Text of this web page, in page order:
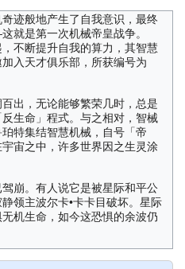
迹般地产生了自我意识，最终
就是第一次机械帝皇战争。
不断提升自我的算力，其智慧
入天才俱乐部，所获编号为
出，无论能够繁荣几时，总是
生命」程式。与之相对，智械
特集结智慧机械，自号「帝
宙之中，许多世界因之生灵涂
崩。有人说它是被星际和平公
领主波尔卡•卡卡目破坏。星际
机生命，如今这恐惧的余波仍